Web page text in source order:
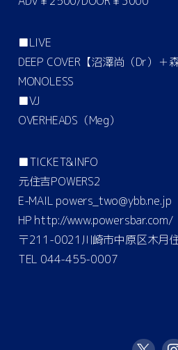
■LIVE
DEEP COVER【沼澤尚（Dr）＋
MONOLESS
■VJ
OVERHEADS（Meg）
■TICKET&INFO
元住吉POWERS2
E-MAIL powers_two@ybb.ne.jp
HP http://www.powersbar.com/
〒211-0021川崎市中原区木月
TEL 044-455-0007